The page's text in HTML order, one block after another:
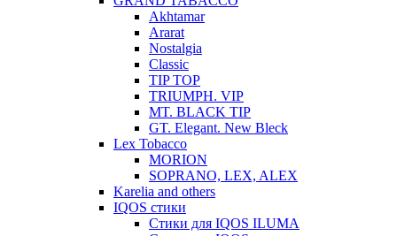
Akhtamar
Ararat
Nostalgia
Classic
TIP TOP
TRIUMPH. VIP
MT. BLACK TIP
GT. Elegant. New Bleck
Lex Tobacco
MORION
SOPRANO, LEX, ALEX
Karelia and others
IQOS стики
Стики для IQOS ILUMA